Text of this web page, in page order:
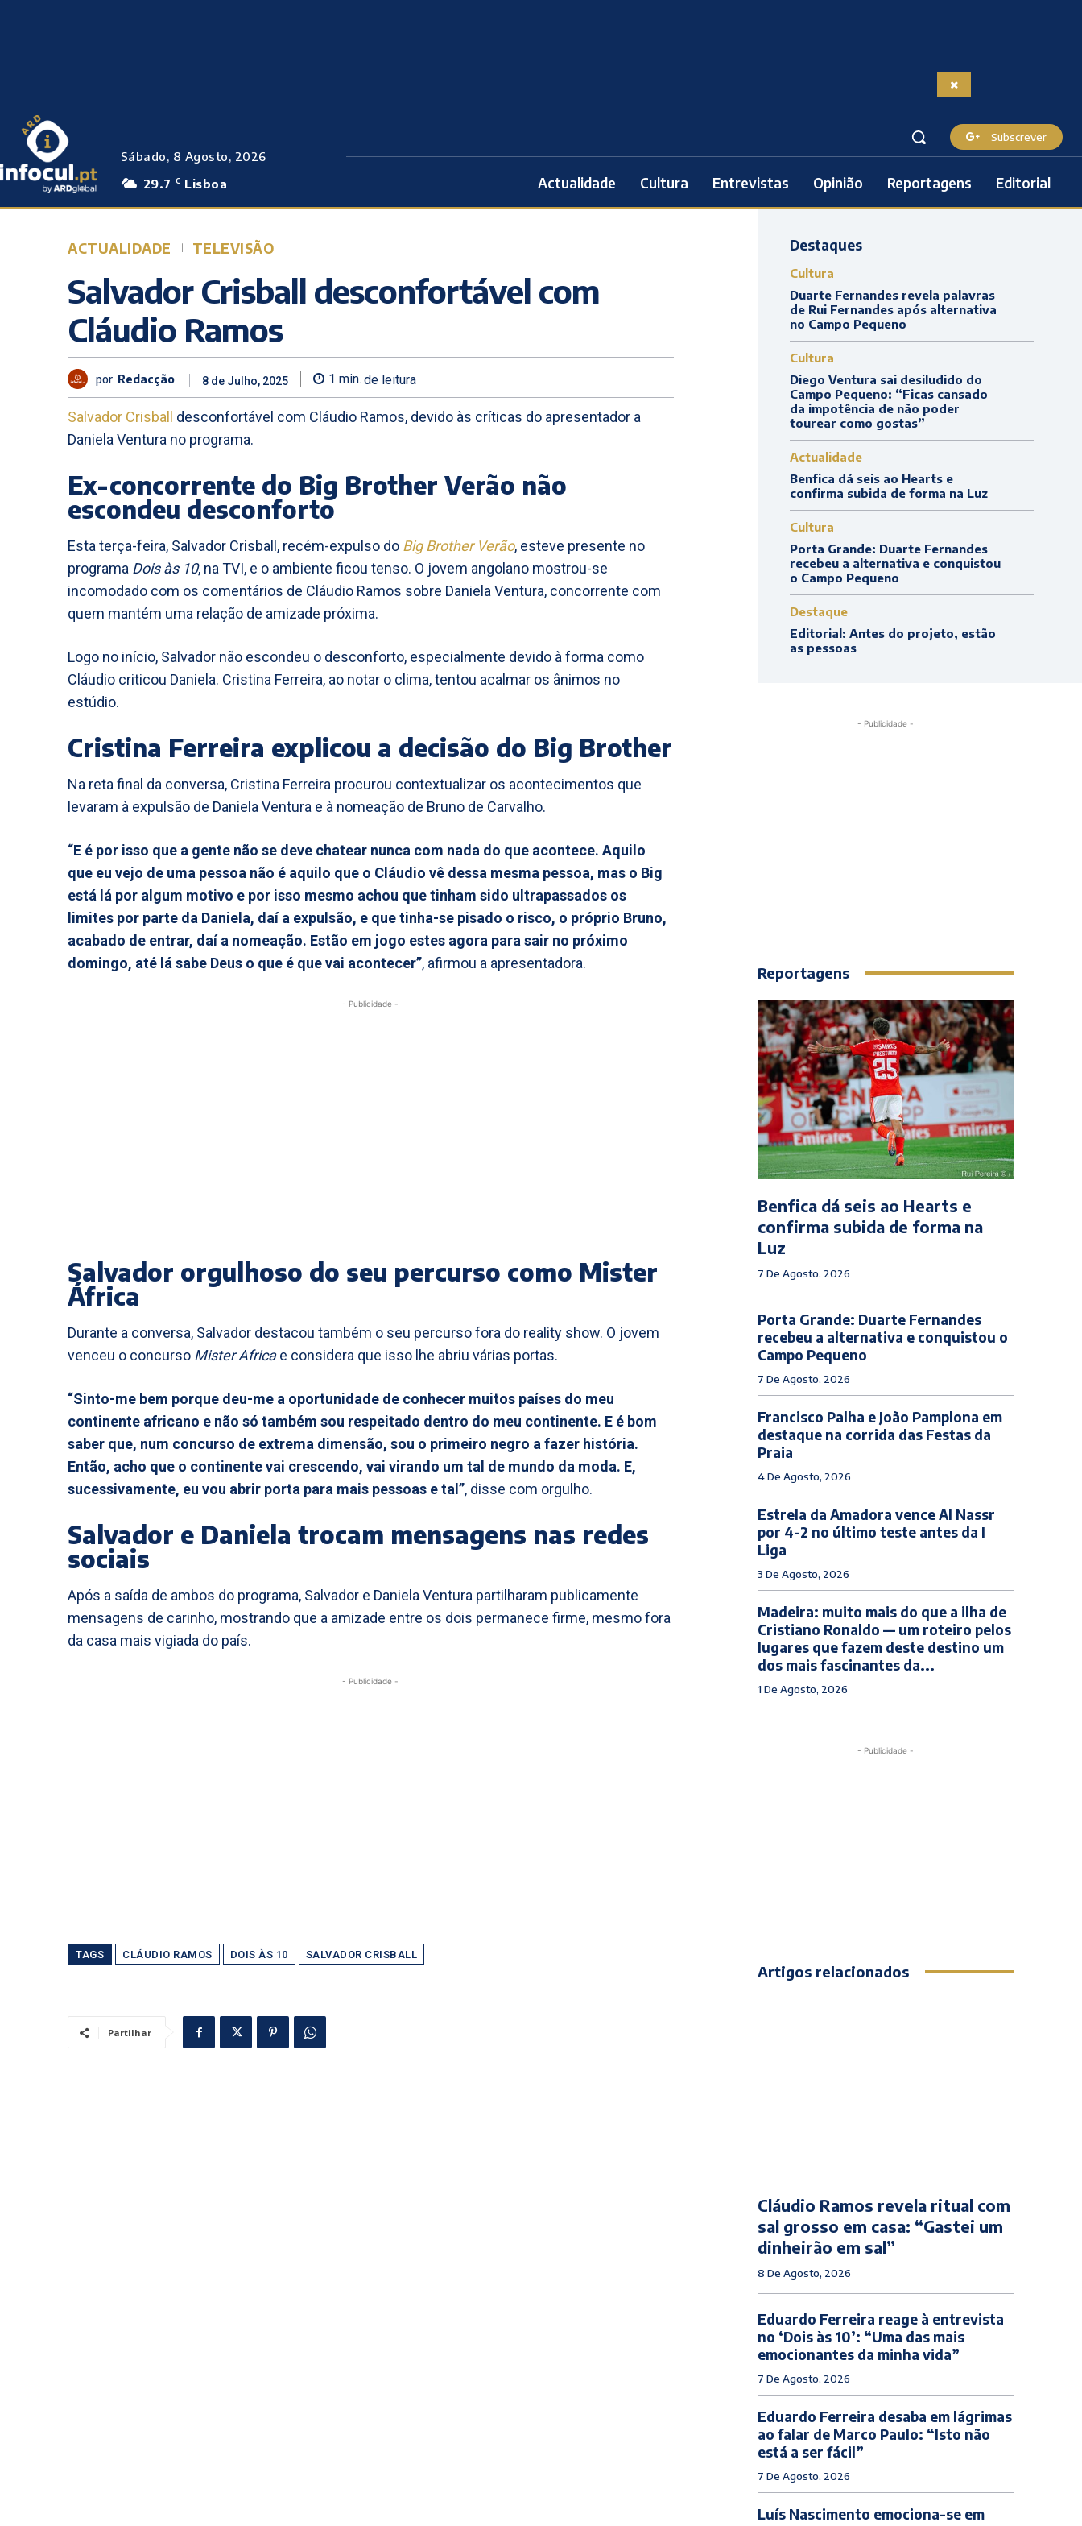
Sábado, 8 Agosto, 2026
29.7
C Lisboa
Subscrever
Actualidade Cultura Entrevistas Opinião Reportagens Editorial
ACTUALIDADE TELEVISÃO
Salvador Crisball desconfortável com
Cláudio Ramos
por Redacção 8 de Julho, 2025 1 min. de leitura
Salvador Crisball desconfortável com Cláudio Ramos, devido às críticas do apresentador a
Daniela Ventura no programa.
Ex-concorrente do Big Brother Verão não
escondeu desconforto
Esta terça-feira, Salvador Crisball, recém-expulso do Big Brother Verão, esteve presente no
programa Dois às 10, na TVI, e o ambiente ficou tenso. O jovem angolano mostrou-se
incomodado com os comentários de Cláudio Ramos sobre Daniela Ventura, concorrente com
quem mantém uma relação de amizade próxima.
Logo no início, Salvador não escondeu o desconforto, especialmente devido à forma como
Cláudio criticou Daniela. Cristina Ferreira, ao notar o clima, tentou acalmar os ânimos no
estúdio.
Cristina Ferreira explicou a decisão do Big Brother
Na reta final da conversa, Cristina Ferreira procurou contextualizar os acontecimentos que
levaram à expulsão de Daniela Ventura e à nomeação de Bruno de Carvalho.
“E é por isso que a gente não se deve chatear nunca com nada do que acontece. Aquilo
que eu vejo de uma pessoa não é aquilo que o Cláudio vê dessa mesma pessoa, mas o Big
está lá por algum motivo e por isso mesmo achou que tinham sido ultrapassados os
limites por parte da Daniela, daí a expulsão, e que tinha-se pisado o risco, o próprio Bruno,
acabado de entrar, daí a nomeação. Estão em jogo estes agora para sair no próximo
domingo, até lá sabe Deus o que é que vai acontecer”, afirmou a apresentadora.
- Publicidade -
Salvador orgulhoso do seu percurso como Mister
África
Durante a conversa, Salvador destacou também o seu percurso fora do reality show. O jovem
venceu o concurso Mister Africae considera que isso lhe abriu várias portas.
“Sinto-me bem porque deu-me a oportunidade de conhecer muitos países do meu
continente africano e não só também sou respeitado dentro do meu continente. E é bom
saber que, num concurso de extrema dimensão, sou o primeiro negro a fazer história.
Então, acho que o continente vai crescendo, vai virando um tal de mundo da moda. E,
sucessivamente, eu vou abrir porta para mais pessoas e tal”, disse com orgulho.
Salvador e Daniela trocam mensagens nas redes
sociais
Após a saída de ambos do programa, Salvador e Daniela Ventura partilharam publicamente
mensagens de carinho, mostrando que a amizade entre os dois permanece firme, mesmo fora
da casa mais vigiada do país.
- Publicidade -
TAGS CLÁUDIO RAMOS DOIS ÀS 10 SALVADOR CRISBALL
Partilhar
Destaques
Cultura
Duarte Fernandes revela palavras
de Rui Fernandes após alternativa
no Campo Pequeno
Cultura
Diego Ventura sai desiludido do
Campo Pequeno: “Ficas cansado
da impotência de não poder
tourear como gostas”
Actualidade
Benfica dá seis ao Hearts e
confirma subida de forma na Luz
Cultura
Porta Grande: Duarte Fernandes
recebeu a alternativa e conquistou
o Campo Pequeno
Destaque
Editorial: Antes do projeto, estão
as pessoas
- Publicidade -
Reportagens
Benfica dá seis ao Hearts e
confirma subida de forma na
Luz
7 De Agosto, 2026
Porta Grande: Duarte Fernandes
recebeu a alternativa e conquistou o
Campo Pequeno
7 De Agosto, 2026
Francisco Palha e João Pamplona em
destaque na corrida das Festas da
Praia
4 De Agosto, 2026
Estrela da Amadora vence Al Nassr
por 4-2 no último teste antes da I
Liga
3 De Agosto, 2026
Madeira: muito mais do que a ilha de
Cristiano Ronaldo — um roteiro pelos
lugares que fazem deste destino um
dos mais fascinantes da...
1 De Agosto, 2026
- Publicidade -
Artigos relacionados
Cláudio Ramos revela ritual com
sal grosso em casa: “Gastei um
dinheirão em sal”
8 De Agosto, 2026
Eduardo Ferreira reage à entrevista
no ‘Dois às 10’: “Uma das mais
emocionantes da minha vida”
7 De Agosto, 2026
Eduardo Ferreira desaba em lágrimas
ao falar de Marco Paulo: “Isto não
está a ser fácil”
7 De Agosto, 2026
Luís Nascimento emociona-se em